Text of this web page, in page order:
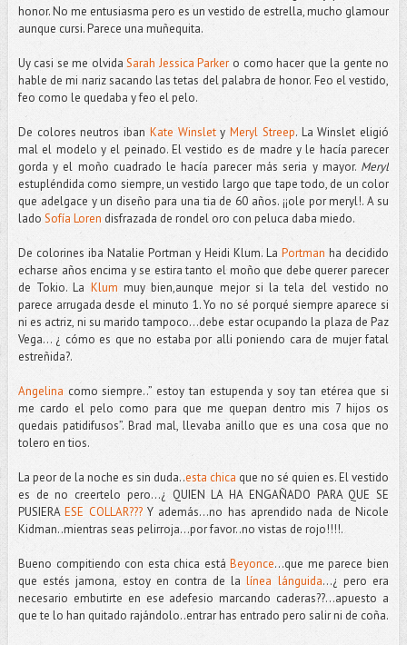
honor. No me entusiasma pero es un vestido de estrella, mucho glamour
aunque cursi. Parece una muñequita.
Uy casi se me olvidaSarah Jessica Parkero como hacer que la gente no
hable de mi nariz sacando las tetas del palabra de honor. Feo el vestido,
feo como le quedaba y feo el pelo.
De colores neutros iban Kate WinsletyMeryl Streep. La Winslet eligió
mal el modelo y el peinado. El vestido es de madre y le hacía parecer
gorda y el moño cuadrado le hacía parecer más seria y mayor. Meryl
estupléndida como siempre, un vestido largo que tape todo, de un color
que adelgace y un diseño para una tia de 60 años. ¡¡ole por meryl!. A su
lado Sofía Loren disfrazada de rondel oro con peluca daba miedo.
De colorines iba Natalie Portman y Heidi Klum. LaPortman ha decidido
echarse años encima y se estira tanto el moño que debe querer parecer
de Tokio. La Klum muy bien,aunque mejor si la tela del vestido no
parece arrugada desde el minuto 1. Yo no sé porqué siempre aparece si
ni es actriz, ni su marido tampoco…debe estar ocupando la plaza de Paz
Vega… ¿ cómo es que no estaba por alli poniendo cara de mujer fatal
estreñida?.
Angelina como siempre..” estoy tan estupenda y soy tan etérea que si
me cardo el pelo como para que me quepan dentro mis 7 hijos os
quedais patidifusos”. Brad mal, llevaba anillo que es una cosa que no
tolero en tios.
La peor de la noche es sin duda..esta chica que no sé quien es. El vestido
es de no creertelo pero…¿ QUIEN LA HA ENGAÑADO PARA QUE SE
PUSIERAESE COLLAR??? Y además...no has aprendido nada de Nicole
Kidman..mientras seas pelirroja...por favor..no vistas de rojo!!!!.
Bueno compitiendo con esta chica estáBeyonce…que me parece bien
que estés jamona, estoy en contra de lalínea lánguida…¿ pero era
necesario embutirte en ese adefesio marcando caderas??...apuesto a
que te lo han quitado rajándolo..entrar has entrado pero salir ni de coña.